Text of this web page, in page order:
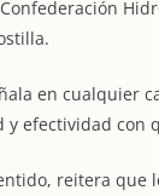
en cualquier
efectividad con
reitera que